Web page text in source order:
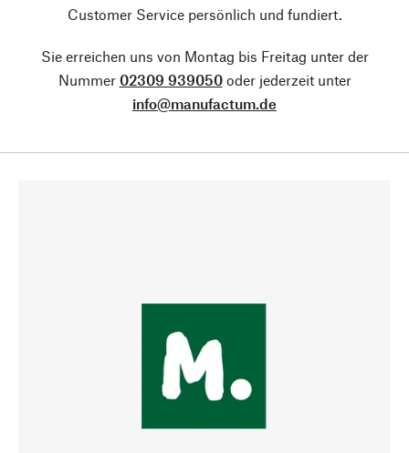
Customer Service persönlich und fundiert.
Sie erreichen uns von Montag bis Freitag unter der
Nummer 02309 939050oder jederzeit unter
info@manufactum.de